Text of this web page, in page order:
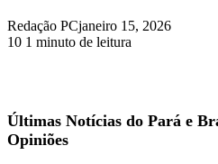
Redação PCjaneiro 15, 2026
10 1 minuto de leitura
Últimas Notícias do Pará e
Opiniões